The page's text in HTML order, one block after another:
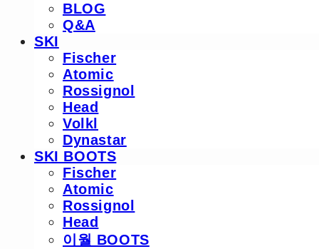
BLOG
Q&A
SKI
Fischer
Atomic
Rossignol
Head
Volkl
Dynastar
SKI BOOTS
Fischer
Atomic
Rossignol
Head
이월 BOOTS